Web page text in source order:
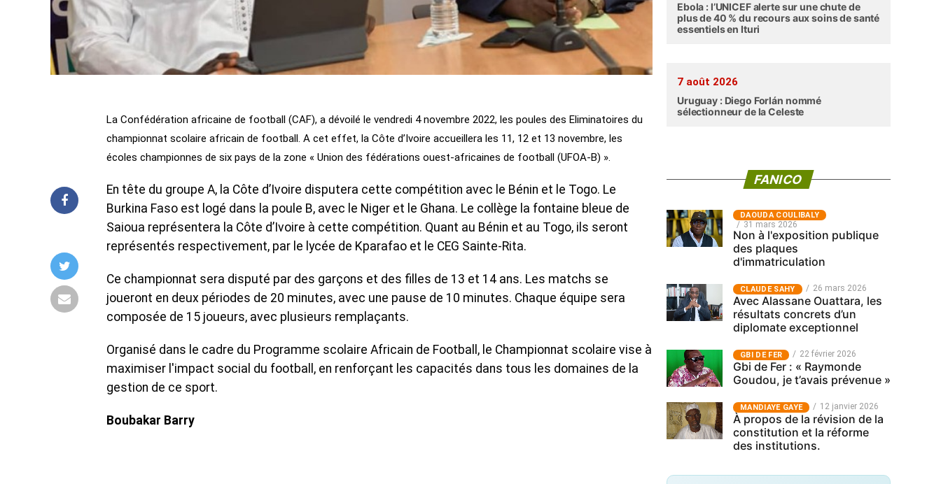
La Confédération africaine de football (CAF), a dévoilé le vendredi 4 novembre 2022, les poules des Eliminatoires du
championnat scolaire africain de football. A cet effet, la Côte d’Ivoire accueillera les 11, 12 et 13 novembre, les
écoles championnes de six pays de la zone « Union des fédérations ouest-africaines de football (UFOA-B) ».
En tête du groupe A, la Côte d’Ivoire disputera cette compétition avec le Bénin et le Togo. Le
Burkina Faso est logé dans la poule B, avec le Niger et le Ghana. Le collège la fontaine bleue de
Saioua représentera la Côte d’Ivoire à cette compétition. Quant au Bénin et au Togo, ils seront
représentés respectivement, par le lycée de Kparafao et le CEG Sainte-Rita.
Ce championnat sera disputé par des garçons et des filles de 13 et 14 ans. Les matchs se
joueront en deux périodes de 20 minutes, avec une pause de 10 minutes. Chaque équipe sera
composée de 15 joueurs, avec plusieurs remplaçants.
Organisé dans le cadre du Programme scolaire Africain de Football, le Championnat scolaire vise à
maximiser l'impact social du football, en renforçant les capacités dans tous les domaines de la
gestion de ce sport.
Boubakar Barry
Ebola : l’UNICEF alerte sur une chute de
plus de 40 % du recours aux soins de santé
essentiels en Ituri
7 août 2026
Uruguay : Diego Forlán nommé
sélectionneur de la Celeste
FANICO
‎DAOUDA COULIBALY
31 mars 2026
Non à l'exposition publique
des plaques
d'immatriculation
CLAUDE SAHY 26 mars 2026
Avec Alassane Ouattara, les
résultats concrets d’un
diplomate exceptionnel
GBI DE FER 22 février 2026
Gbi de Fer : « Raymonde
Goudou, je t’avais prévenue »
MANDIAYE GAYE 12 janvier 2026
À propos de la révision de la
constitution et la réforme
des institutions.